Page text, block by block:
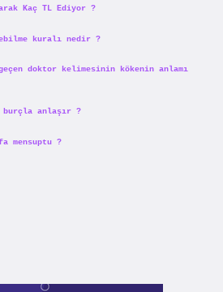
Kaç TL Ediyor ?
kuralı nedir ?
doktor kelimesinin kökenin anlamı
burçla anlaşır ?
mensuptu ?